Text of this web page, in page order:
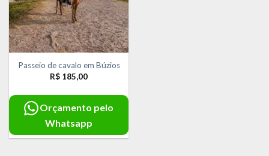
Passeio de cavalo em Búzios
R$ 185,00
Orçamento pelo
Whatsapp